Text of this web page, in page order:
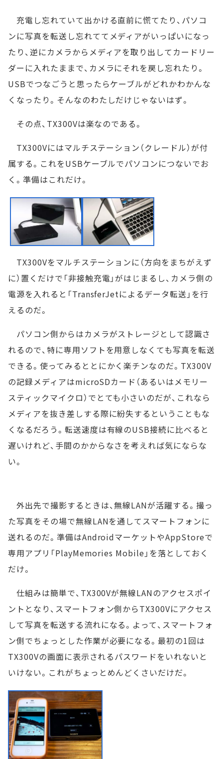
充電し忘れていて出かける直前に慌てたり、パソコ
ンに写真を転送し忘れててメディアがいっぱいになっ
たり、逆にカメラからメディアを取り出してカードリー
ダーに入れたままで、カメラにそれを戻し忘れたり。
USBでつなごうと思ったらケーブルがどれかわかんな
くなったり。そんなのわたしだけじゃないはず。
その点、TX300Vは楽なのである。
TX300Vにはマルチステーション（クレードル）が付
属する。これをUSBケーブルでパソコンにつないでお
く。準備はこれだけ。
TX300Vをマルチステーションに（方向をまちがえず
に）置くだけで「非接触充電」がはじまるし、カメラ側の
電源を入れると「TransferJetによるデータ転送」を行
えるのだ。
パソコン側からはカメラがストレージとして認識さ
れるので、特に専用ソフトを用意しなくても写真を転送
できる。使ってみるととにかく楽チンなのだ。TX300V
の記録メディアはmicroSDカード（あるいはメモリー
スティックマイクロ）でとても小さいのだが、これなら
メディアを抜き差しする際に紛失するということもな
くなるだろう。転送速度は有線のUSB接続に比べると
遅いけれど、手間のかからなさを考えれば気にならな
い。
外出先で撮影するときは、無線LANが活躍する。撮っ
た写真をその場で無線LANを通してスマートフォンに
送れるのだ。準備はAndroidマーケットやAppStoreで
専用アプリ「PlayMemories Mobile」を落としておく
だけ。
仕組みは簡単で、TX300Vが無線LANのアクセスポイ
ントとなり、スマートフォン側からTX300Vにアクセス
して写真を転送する流れになる。よって、スマートフォ
ン側でちょっとした作業が必要になる。最初の1回は
TX300Vの画面に表示されるパスワードをいれないと
いけない。これがちょっとめんどくさいだけだ。